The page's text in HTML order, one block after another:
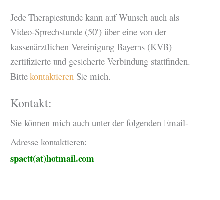
Jede Therapiestunde kann auf Wunsch auch als
Video-Sprechstunde (50′) über eine von der
kassenärztlichen Vereinigung Bayerns (KVB)
zertifizierte und gesicherte Verbindung stattfinden.
Bitte kontaktieren Sie mich.
Kontakt:
Sie können mich auch unter der folgenden Email-
Adresse kontaktieren:
spaett(at)hotmail.com